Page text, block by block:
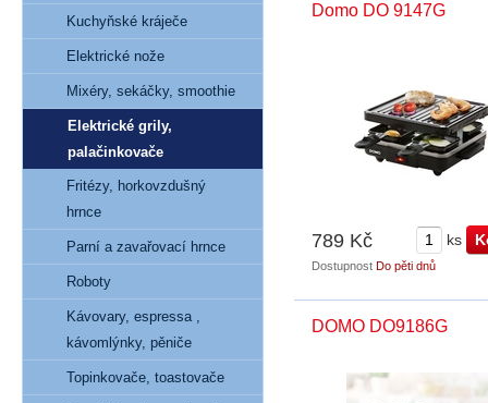
Domo DO 9147G
789 Kč ks
Dostupnost Do pěti dnů
DOMO DO9186G
Kuchyňské kráječe
Elektrické nože
Mixéry, sekáčky, smoothie
Elektrické grily,
palačinkovače
Fritézy, horkovzdušný
hrnce
Parní a zavařovací hrnce
Roboty
Kávovary, espressa ,
kávomlýnky, pěniče
Topinkovače, toastovače